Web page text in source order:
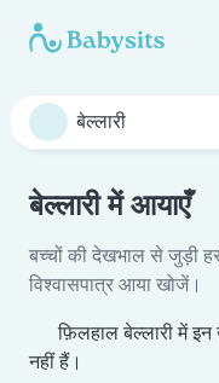
बेल्लारी में आयाएँ
बच्चों की देखभाल से जुड़ी
विश्वासपात्र आया खोजें।
फ़िलहाल बेल्लारी में
नहीं हैं।